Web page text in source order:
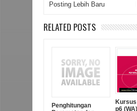
Posting Lebih Baru
RELATED POSTS
Penghitungan
p6 (WA)